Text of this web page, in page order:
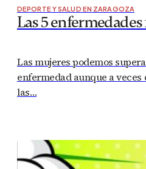
DEPORTE Y SALUD EN ZARAGOZA
Las 5
Las mujeres podemos
enfermedad aunque a
las…